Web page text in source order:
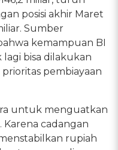
posisi akhir Maret
Sumber
kemampuan BI
bisa dilakukan
pembiayaan
untuk menguatkan
Karena cadangan
rupiah